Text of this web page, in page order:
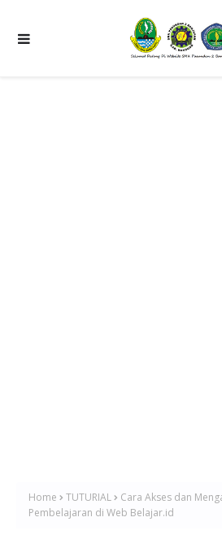
Home TUTURIAL
Cara Akses dan
Pembelajaran di Web Belajar.id